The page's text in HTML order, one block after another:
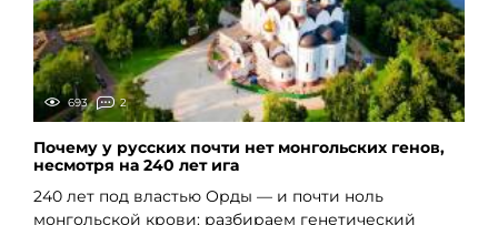
693 2
Почему у русских почти нет монгольских генов,
несмотря на 240 лет ига
240 лет под властью Орды — и почти ноль
монгольской крови: разбираем генетический